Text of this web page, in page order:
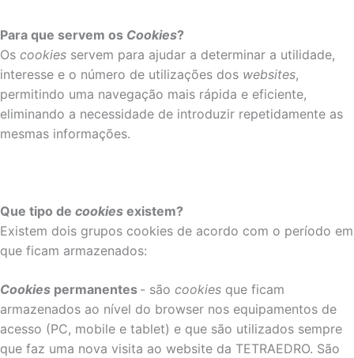
Para que servem os Cookies?
Os cookies servem para ajudar a determinar a utilidade,
interesse e o número de utilizações dos websites,
permitindo uma navegação mais rápida e eficiente,
eliminando a necessidade de introduzir repetidamente as
mesmas informações.
Que tipo de cookies existem?
Existem dois grupos cookies de acordo com o período em
que ficam armazenados:
Cookies permanentes - são cookies que ficam
armazenados ao nível do browser nos equipamentos de
acesso (PC, mobile e tablet) e que são utilizados sempre
que faz uma nova visita ao website da TETRAEDRO. São